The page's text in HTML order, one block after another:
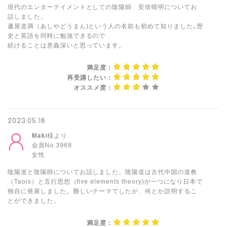
現代のエンターテイメントとしての陰陽師 安倍晴明についてお
話しました。
蘆屋道満（あしやどうまん)という人の名前も初めて知りました｡歴
史と英語を同時に勉強できるので
続けることは意義深いと思っています。
満足度：
再受講したい：
オススメ度：
2023.05.18
Maki様より
会員No.3968
女性
陰陽道と陰陽師についてお話しました。陰陽道は古代中国の道教
（Taois）と五行思想（five elements theory)が一つになり日本で
独自に発展しました。難しいテーマでしたが、何とか説明するこ
とができました。
満足度：